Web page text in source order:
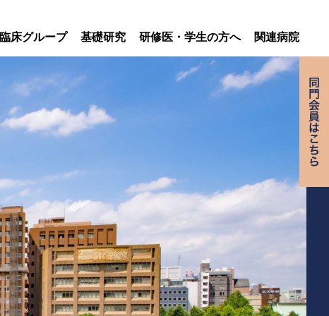
臨床グループ 基礎研究 研修医・学生の方へ 関連病院